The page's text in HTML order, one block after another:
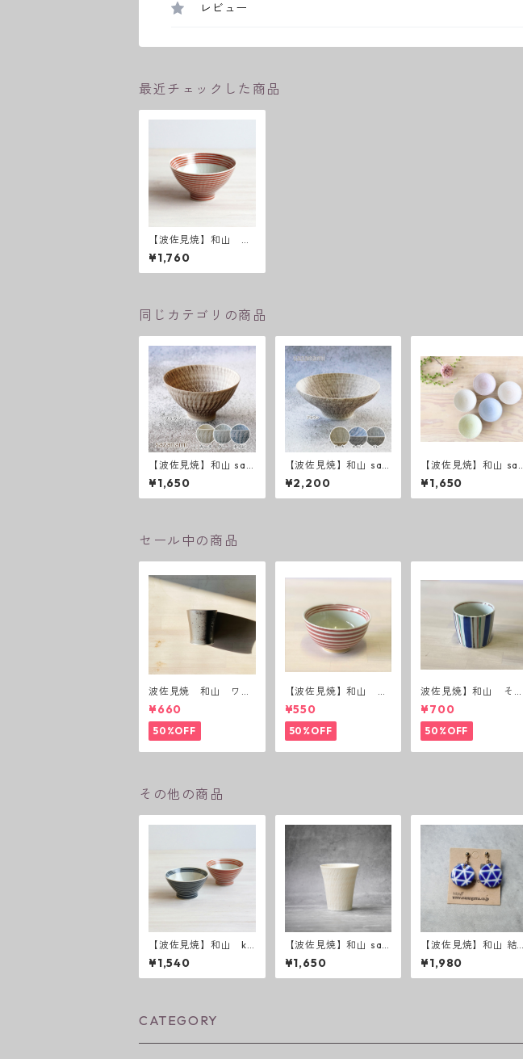
レビュー
最近チェックした商品
【波佐見焼】和山 ボ
ーダー柄「朱駒」茶碗
¥1,760
同じカテゴリの商品
【波佐見焼】和山 saz
anami新色 飯碗
¥1,650
【波佐見焼】和山 saz
anami 新色 平碗
¥2,200
【波佐見焼】和山 saz
anami 飯碗
¥1,650
セール中の商品
波佐見焼 和山 ワビ
カップ 黒錆 3種(アウ
トレット）
¥660
50%OFF
【波佐見焼】和山 ボ
ーダー茶碗 赤
¥550
50%OFF
波佐見焼】和山 そば
猪口（十草）
¥700
50%OFF
その他の商品
【波佐見焼】和山 ku
rawanka碗 藍駒・朱
駒
¥1,540
【波佐見焼】和山 saz
anami 反コップ
¥1,650
【波佐見焼】和山 結晶
青 イヤリング・ピア
ス
¥1,980
CATEGORY